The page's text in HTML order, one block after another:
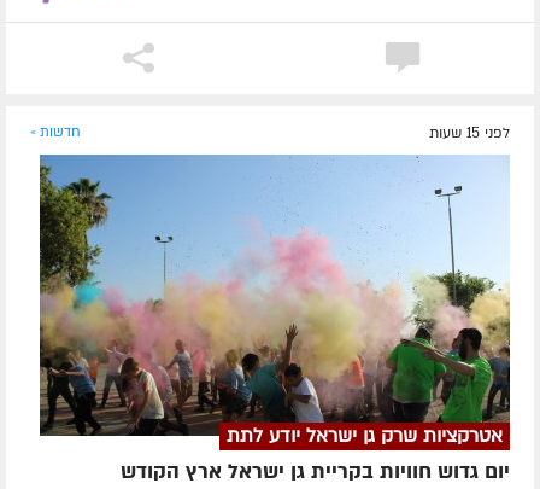
לפני 15 שעות חדשות »
אטרקציות שרק גן ישראל יודע לתת
יום גדוש חוויות בקריית גן ישראל ארץ הקודש